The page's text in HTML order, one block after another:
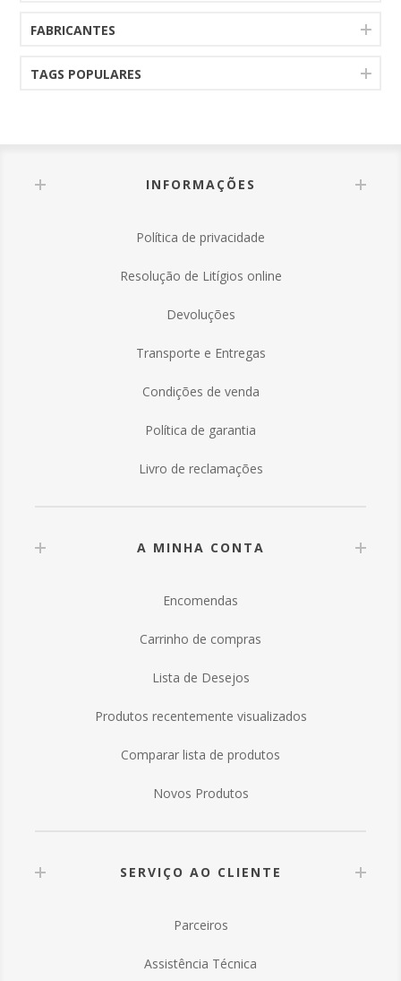
FABRICANTES
TAGS POPULARES
INFORMAÇÕES
Política de privacidade
Resolução de Litígios online
Devoluções
Transporte e Entregas
Condições de venda
Política de garantia
Livro de reclamações
A MINHA CONTA
Encomendas
Carrinho de compras
Lista de Desejos
Produtos recentemente visualizados
Comparar lista de produtos
Novos Produtos
SERVIÇO AO CLIENTE
Parceiros
Assistência Técnica